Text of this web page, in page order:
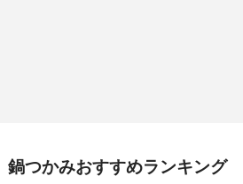
鍋つかみおすすめランキング